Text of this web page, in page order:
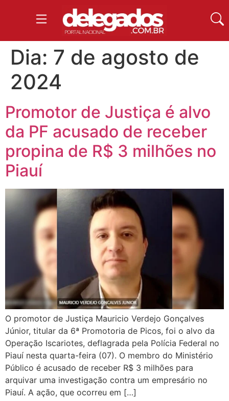
Dia: 7 de agosto de
2024
Promotor de Justiça é alvo
da PF acusado de receber
propina de R$ 3 milhões no
Piauí
O promotor de Justiça Mauricio Verdejo Gonçalves
Júnior, titular da 6ª Promotoria de Picos, foi o alvo da
Operação Iscariotes, deflagrada pela Polícia Federal no
Piauí nesta quarta-feira (07). O membro do Ministério
Público é acusado de receber R$ 3 milhões para
arquivar uma investigação contra um empresário no
Piauí. A ação, que ocorreu em […]